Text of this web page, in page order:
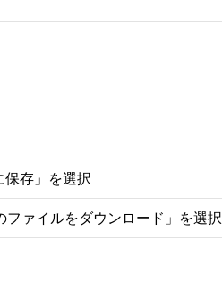
保存」を選択
ファイルをダウンロード」を選択